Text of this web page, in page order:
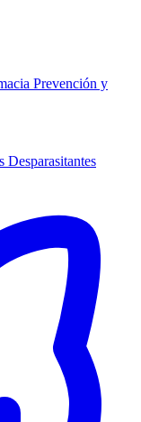
Prevención y
Desparasitantes